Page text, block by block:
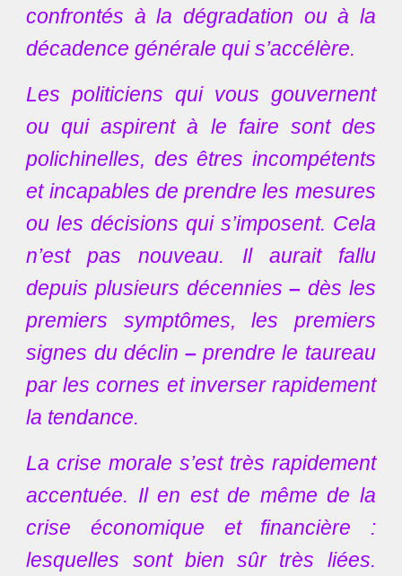
confrontés à la dégradation ou à la
décadence générale qui s’accélère.
Les politiciens qui vous gouvernent
ou qui aspirent à le faire sont des
polichinelles, des êtres incompétents
et incapables de prendre les mesures
ou les décisions qui s’imposent. Cela
n’est pas nouveau. Il aurait fallu
depuis plusieurs décennies– dès les
premiers symptômes, les premiers
signes du déclin – prendre le taureau
par les cornes et inverser rapidement
la tendance.
La crise morale s’est très rapidement
accentuée. Il en est de même de la
crise économique et financière :
lesquelles sont bien sûr très liées.